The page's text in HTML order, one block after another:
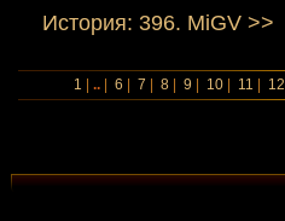
История: 396. MiGV >>
1 |.. |6 |7 |8 |9 10 11 12